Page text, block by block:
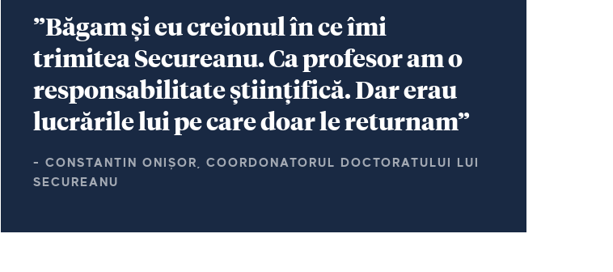
”Băgam și eu creionul în ce îmi
trimitea Secureanu. Ca profesor am o
responsabilitate științifică. Dar erau
lucrările lui pe care doar le returnam”
- CONSTANTIN ONIȘOR, COORDONATORUL DOCTORATULUI LUI
SECUREANU